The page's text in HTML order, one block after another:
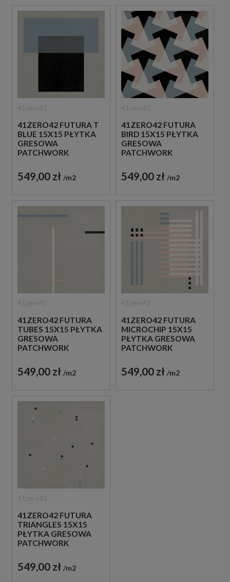
41ZERO42 FUTURA T
BLUE 15X15 PŁYTKA
GRESOWA
PATCHWORK
549,00 zł m2
41ZERO42 FUTURA
BIRD 15X15 PŁYTKA
GRESOWA
PATCHWORK
549,00 zł m2
41ZERO42 FUTURA
TUBES 15X15 PŁYTKA
GRESOWA
PATCHWORK
549,00 zł m2
41ZERO42 FUTURA
MICROCHIP 15X15
PŁYTKA GRESOWA
PATCHWORK
549,00 zł m2
41ZERO42 FUTURA
TRIANGLES 15X15
PŁYTKA GRESOWA
PATCHWORK
549,00 zł m2